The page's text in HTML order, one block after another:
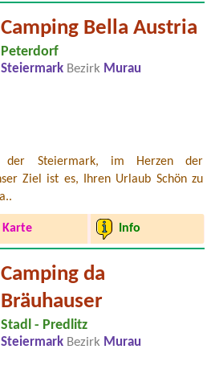
Camping Bella Austria
Peterdorf
Steiermark Bezirk Murau
der Steiermark, im Herzen der
Ziel ist es, Ihren Urlaub Schön zu
Karte Info
Camping da
Bräuhauser
Stadl - Predlitz
Steiermark Bezirk Murau